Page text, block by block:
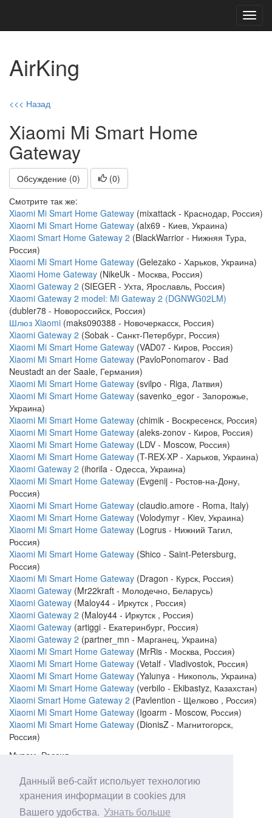
Данный веб-сайт испольует технологию
хранения информации в cookies для
Вашего удобства. Узнать больше
AirKing
<<< Назад
Xiaomi Mi Smart Home
Gateway
Обсуждение (0) (0)
Смотрите так же:
Xiaomi Mi Smart Home Gateway (mixattack - Краснодар, Россия)
Xiaomi Mi Smart Home Gateway (alx69 - Киев, Украина)
Xiaomi Smart Home Gateway 2 (BlackWarrior - Нижняя Тура,
Россия)
Xiaomi Mi Smart Home Gateway (Gelezako - Харьков, Украина)
Xiaomi Home Gateway (NikeUk - Москва, Россия)
Xiaomi Gateway 2 (SIEGER - Ухта, Ярославль, Россия)
Xiaomi Gateway 2 model: Mi Gateway 2 (DGNWG02LM)
(dubler78 - Новороссийск, Россия)
Шлюз Xiaomi (maks090388 - Новочеркасск, Россия)
Xiaomi Gateway 2 (Sobak - Санкт-Петербург, Россия)
Xiaomi Mi Smart Home Gateway (VAD07 - Киров, Россия)
Xiaomi Mi Smart Home Gateway (PavloPonomarov - Bad
Neustadt an der Saale, Германия)
Xiaomi Mi Smart Home Gateway (svilpo - Riga, Латвия)
Xiaomi Mi Smart Home Gateway (savenko_egor - Запорожье,
Украина)
Xiaomi Mi Smart Home Gateway (chimik - Воскресенск, Россия)
Xiaomi Mi Smart Home Gateway (aleks-zonov - Киров, Россия)
Xiaomi Mi Smart Home Gateway (LDV - Moscow, Россия)
Xiaomi Mi Smart Home Gateway (T-REX-XP - Харьков, Украина)
Xiaomi Gateway 2 (ihorila - Одесса, Украина)
Xiaomi Mi Smart Home Gateway (Evgenij - Ростов-на-Дону,
Россия)
Xiaomi Mi Smart Home Gateway (claudio.amore - Roma, Italy)
Xiaomi Mi Smart Home Gateway (Volodymyr - Kiev, Украина)
Xiaomi Mi Smart Home Gateway (Logrus - Нижний Тагил,
Россия)
Xiaomi Mi Smart Home Gateway (Shico - Saint-Petersburg,
Россия)
Xiaomi Mi Smart Home Gateway (Dragon - Курск, Россия)
Xiaomi Gateway (Mr22kraft - Молодечно, Беларусь)
Xiaomi Gateway (Maloy44 - Иркутск , Россия)
Xiaomi Gateway 2 (Maloy44 - Иркутск , Россия)
Xiaomi Gateway (artiggi - Екатеринбург, Россия)
Xiaomi Gateway 2 (partner_mn - Марганец, Украина)
Xiaomi Mi Smart Home Gateway (MrRis - Москва, Россия)
Xiaomi Mi Smart Home Gateway (Vetalf - Vladivostok, Россия)
Xiaomi Mi Smart Home Gateway (Yalunya - Никополь, Украина)
Xiaomi Mi Smart Home Gateway (verbilo - Ekibastyz, Казахстан)
Xiaomi Smart Home Gateway 2 (Pavlention - Щелково , Россия)
Xiaomi Mi Smart Home Gateway (Igoarm - Moscow, Россия)
Xiaomi Mi Smart Home Gateway (DionisZ - Магнитогорск,
Россия)
Муром, Россия
http://narodmon.ru/?id=4333